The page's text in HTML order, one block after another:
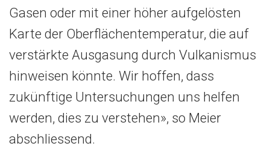
Gasen oder mit einer höher aufgelösten
Karte der Oberflächentemperatur, die auf
verstärkte Ausgasung durch Vulkanismus
hinweisen könnte. Wir hoffen, dass
zukünftige Untersuchungen uns helfen
werden, dies zu verstehen», so Meier
abschliessend.